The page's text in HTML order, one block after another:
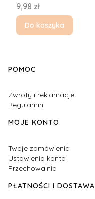
Cena
9,98 zł
Do koszyka
Linki w stopce
POMOC
Zwroty i reklamacje
Regulamin
MOJE KONTO
Twoje zamówienia
Ustawienia konta
Przechowalnia
PŁATNOŚCI I DOSTAWA